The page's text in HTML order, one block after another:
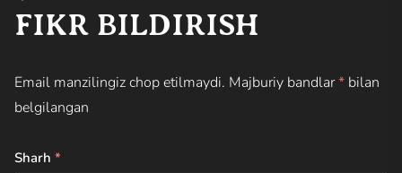
FIKR BILDIRISH
Email manzilingiz chop etilmaydi. Majburiy bandlar* bilan
belgilangan
Sharh *